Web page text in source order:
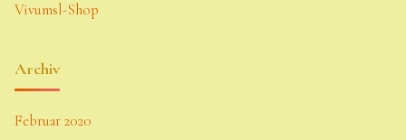
Vivumsl-Shop
Archiv
Februar 2020